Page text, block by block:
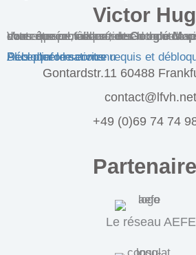
Victor
Vous êtes actuellement en train de consulter le contenu d'un espace réservé deGoogle
. Pour accéder au contenu réel, cliquez sur le bouton ci-dessous. Veuillez noter que ce faisant, des données seront partagées avec des providers tiers.
Plus d'informations
Débloquer le contenu
Accepter le service requis et
Gontardstr.11 60488
contact@lfvh.net
+49 (0)69 74 74
Le réseau AEFE